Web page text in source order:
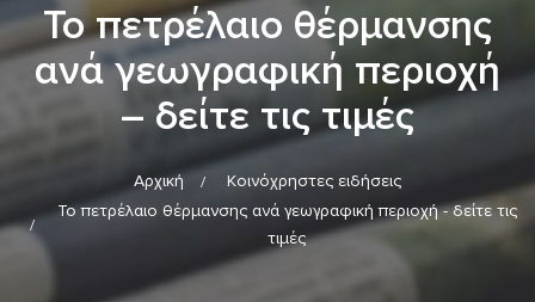
Το πετρέλαιο θέρμανσης
ανά γεωγραφική περιοχή
– δείτε τις τιμές
Αρχική
Κοινόχρηστες ειδήσεις
Το πετρέλαιο θέρμανσης ανά γεωγραφική περιοχή - δείτε τις
τιμές